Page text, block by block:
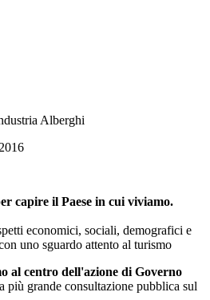
Alberghi
capire il Paese in cui viviamo.
economici, sociali, demografici e
uno sguardo attento al turismo
centro dell'azione di Governo
più grande consultazione pubblica sul